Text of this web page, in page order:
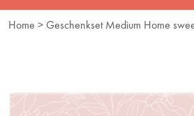
Home > Geschenkset Medium Home